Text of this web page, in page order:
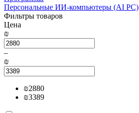
Персональные ИИ-компьютеры (AI PC)
Фильтры товаров
Цена
₪
–
₪
₪2880
₪3389